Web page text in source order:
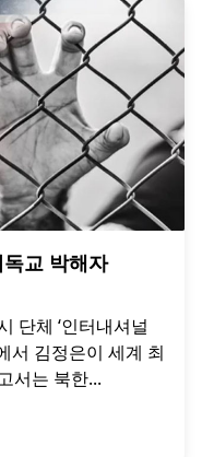
교 박해자
단체 ‘인터내셔널
서 김정은이 세계 최
서는 북한...